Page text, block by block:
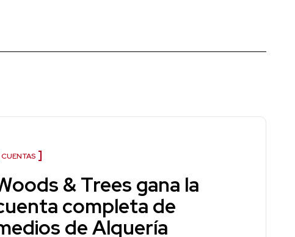
CUENTAS
& Trees gana la
completa de
de Alquería